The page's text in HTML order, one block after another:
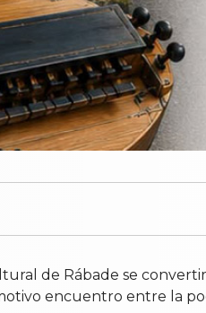
de Rábade se
encuentro entre la